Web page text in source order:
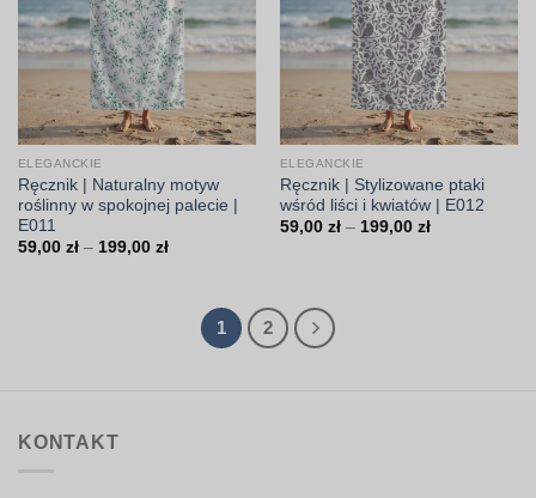
ELEGANCKIE
Ręcznik | Naturalny motyw
roślinny w spokojnej palecie |
E011
59,00 zł – 199,00 złZakres
199,00 zł
ELEGANCKIE
Ręcznik | Stylizowane ptaki
wśród liści i kwiatów | E012
59,00 zł – 199,00 złZakres
1 2
KONTAKT